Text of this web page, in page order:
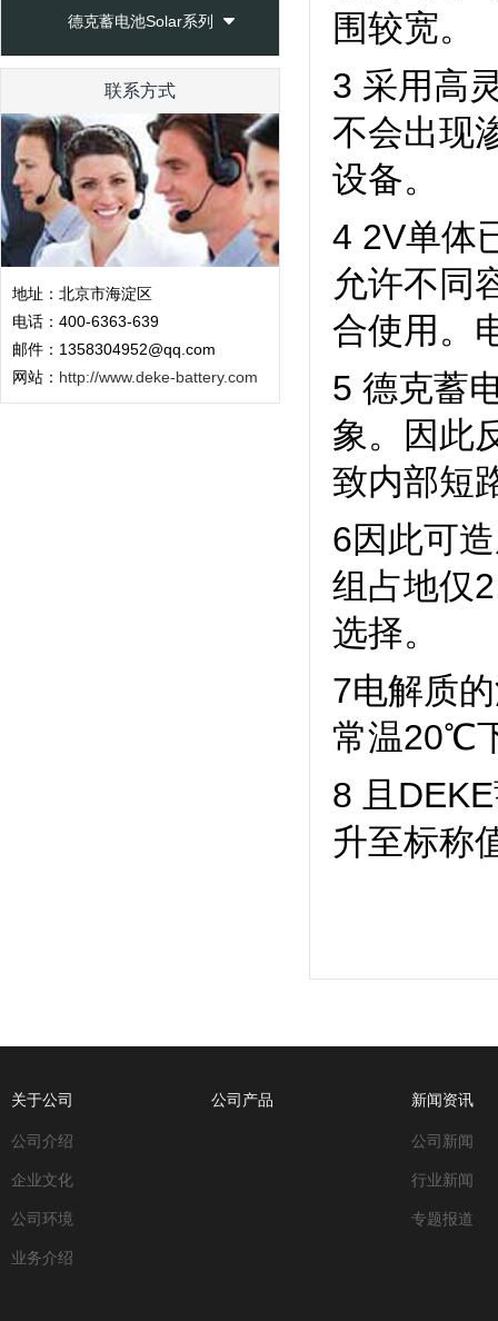
德克蓄电池Solar系列
联系方式
地址：北京市海淀区
电话：400-6363-639
邮件：1358304952@qq.com
网站： http://www.deke-battery.com
围较宽。
3 采用高
不会出现
设备。
4 2V单体
允许不同
合使用。
5 德克蓄
象。因此
致内部短
6因此可
组占地仅
选择。
7电解质
常温20℃
8 且
升至标称
关于公司
公司介绍
企业文化
公司环境
业务介绍
公司产品 新闻资讯
公司新闻
行业新闻
专题报道